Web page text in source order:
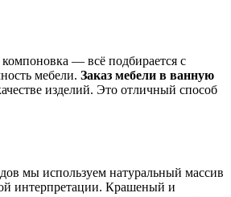
— всё подбирается с
мебели. Заказ мебели в ванную
изделий. Это отличный способ
мы используем натуральный массив
интерпретации. Крашеный и